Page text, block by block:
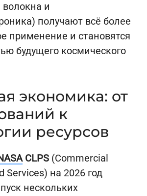
и
получают всё более
применение и становятся
будущего космического
экономика: от
к
ресурсов
CLPS (Commercial
Services) на 2026 год
нескольких